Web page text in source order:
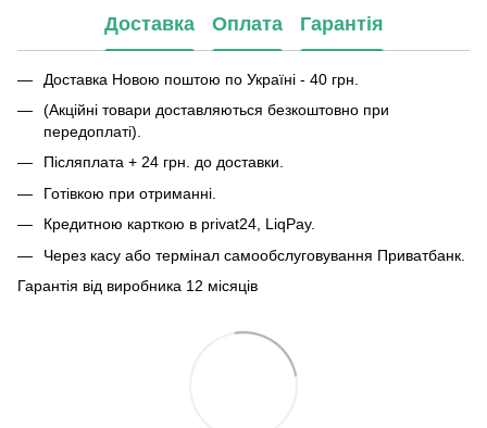
Доставка Оплата Гарантія
Доставка Новою поштою по Україні - 40 грн.
(Акційні товари доставляються безкоштовно при
передоплаті).
Післяплата + 24 грн. до доставки.
Готівкою при отриманні.
Кредитною карткою в privat24, LiqPay.
Через касу або термінал самообслуговування Приватбанк.
Гарантія від виробника 12 місяців